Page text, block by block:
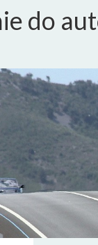
do